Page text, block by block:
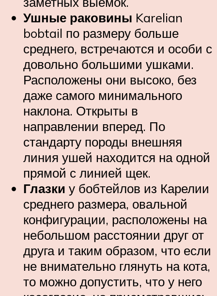
Ушные раковины Karelian
bobtail по размеру больше
среднего, встречаются и особи с
довольно большими ушками.
Расположены они высоко, без
даже самого минимального
наклона. Открыты в
направлении вперед. По
стандарту породы внешняя
линия ушей находится на одной
прямой с линией щек.
Глазки у бобтейлов из Карелии
среднего размера, овальной
конфигурации, расположены на
небольшом расстоянии друг от
друга и таким образом, что если
не внимательно глянуть на кота,
то можно допустить, что у него